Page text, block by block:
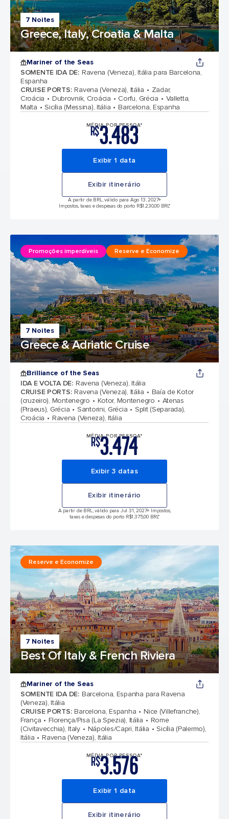
7 Noites
Greece, Italy, Croatia & Malta
Mariner of the Seas
SOMENTE IDA DE: Ravena (Veneza), Itália para Barcelona,
Espanha
CRUISE PORTS: Ravena (Veneza), Itália
Zadar,
Croácia
Dubrovnik, Croácia Corfu, Grécia
Valletta,
Malta
Sicília (Messina), Itália Barcelona, Espanha
MÉDIA POR PESSOA*
R$3.483
Exibir 1 data
Exibir itinerário
A partir de BRL, válido para Ago 13, 2027+
Impostos, taxas e despesas do porto R$1.230,00 BRL*
7 Noites
Greece & Adriatic Cruise
Promoções imperdíveis Reserve e Economize
Brilliance of the Seas
IDA E VOLTA DE: Ravena (Veneza), Itália
CRUISE PORTS: Ravena (Veneza), Itália
Baía de Kotor
(cruzeiro), Montenegro
Kotor, Montenegro
Atenas
(Piraeus), Grécia
Santorini, Grécia
Split (Separada),
Croácia
Ravena (Veneza), Itália
MÉDIA POR PESSOA*
R$3.474
Exibir 3 datas
Exibir itinerário
A partir de BRL, válido para Jul 31, 2027+ Impostos,
taxas e despesas do porto R$1.375,00 BRL*
7 Noites
Best Of Italy & French Riviera
Reserve e Economize
Mariner of the Seas
SOMENTE IDA DE: Barcelona, Espanha para Ravena
(Veneza), Itália
CRUISE PORTS: Barcelona, Espanha
Nice (Villefranche),
França
Florença/Pisa (La Spezia), Itália
Rome
(Civitavecchia), Italy
Nápoles/Capri, Itália
Sicília (Palermo),
Itália
Ravena (Veneza), Itália
MÉDIA POR PESSOA*
R$3.576
Exibir 1 data
Exibir itinerário